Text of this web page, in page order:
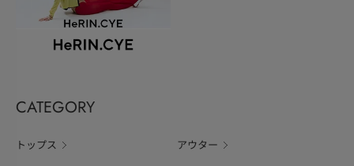
CATEGORY
トップス アウター